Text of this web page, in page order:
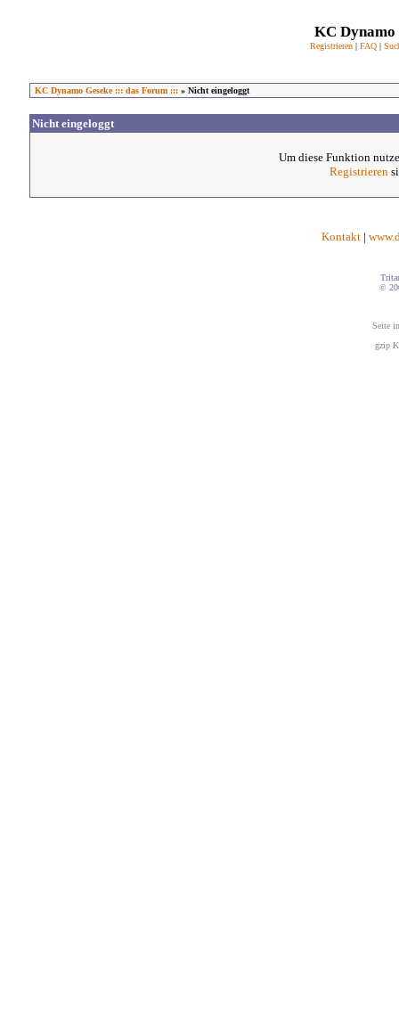
KC
Registrieren | FAQ |
KC Dynamo Geseke ::: das Forum :::» Nicht eingeloggt
Nicht eingeloggt
Um diese Funktion
Registrieren
Kontakt|
©
Seite
gzip